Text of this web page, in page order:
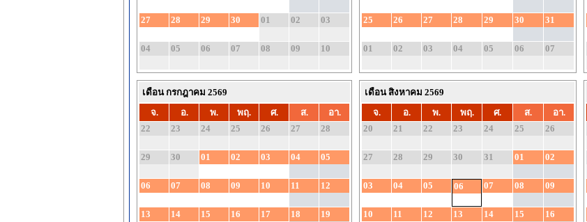
27 28 29 30 01 02 03
04 05 06 07 08 09 10
25 26 27 28 29 30 31
01 02 03 04 05 06 07
เดือน กรกฎาคม 2569
จ.
อ. พ. พฤ. ศ. ส.
อา.
22
23 24 25 26 27 28
29 30 01 02 03 04 05
06 07 08 09 10 11 12
13 14 15 16 17 18 19
เดือน สิงหาคม 2569
จ.
อ. พ. พฤ. ศ. ส.
อา.
20
21 22 23 24 25 26
27 28 29 30 31 01 02
03 04 05 06 07 08 09
10 11 12 13 14 15 16